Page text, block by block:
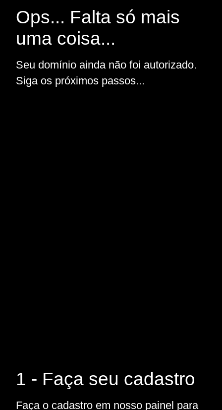
Ops... Falta só mais
uma coisa...
Seu domínio ainda não foi autorizado.
Siga os próximos passos...
1 - Faça seu cadastro
Faça o cadastro em nosso painel para